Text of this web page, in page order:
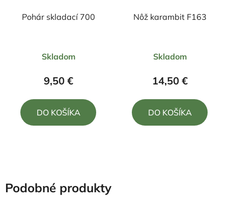
Pohár skladací 700
hodnotenie
produktu
4,0
z
Skladom
9,50 €
DO KOŠÍKA
Nôž karambit F163
hodnotenie
produktu
5,0
z
Skladom
14,50 €
DO KOŠÍKA
Podobné produkty